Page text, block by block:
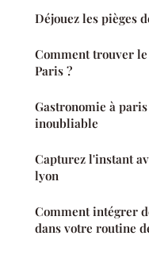
Déjouez les pièges
Comment trouver
Paris ?
Gastronomie à
inoubliable
Capturez l'instant
lyon
Comment intégrer
dans votre routine